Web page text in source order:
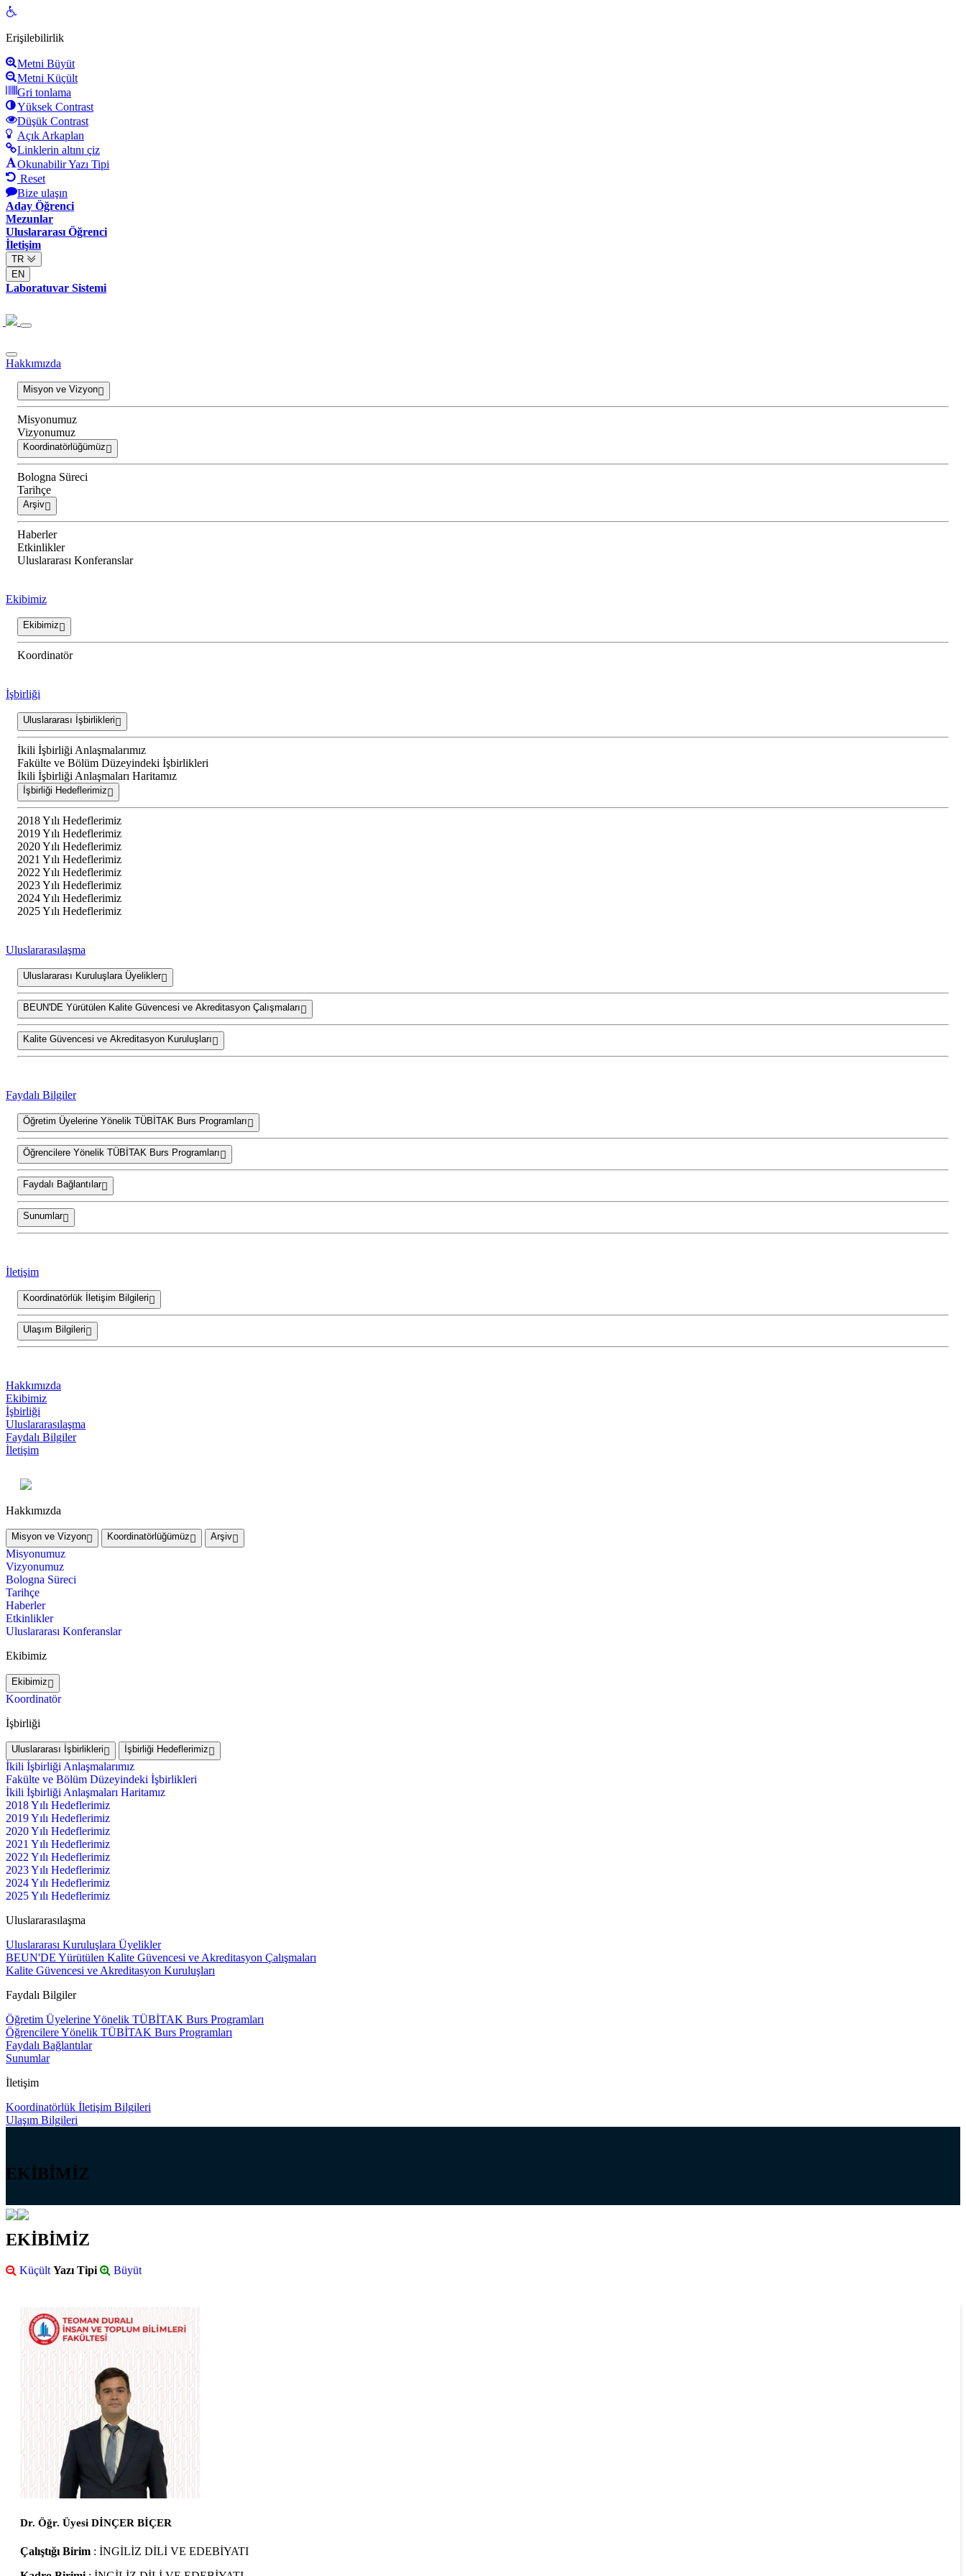
Open
Erişilebilirlik
Metni Büyüt
Metni Küçült
Gri tonlama
Yüksek Contrast
Düşük Contrast
Açık Arkaplan
Linklerin altını çiz
Okunabilir Yazı Tipi
Reset
Bize ulaşın
Aday Öğrenci
Mezunlar
Uluslararası Öğrenci
İletişim
TR
EN
Laboratuvar Sistemi
Hakkımızda
Misyon ve Vizyon
Misyonumuz
Vizyonumuz
Koordinatörlüğümüz
Bologna Süreci
Tarihçe
Arşiv
Haberler
Etkinlikler
Uluslararası Konferanslar
Ekibimiz
Ekibimiz
Koordinatör
İşbirliği
Uluslararası İşbirlikleri
İkili İşbirliği Anlaşmalarımız
Fakülte ve Bölüm Düzeyindeki İşbirlikleri
İkili İşbirliği Anlaşmaları Haritamız
İşbirliği Hedeflerimiz
2018 Yılı Hedeflerimiz
2019 Yılı Hedeflerimiz
2020 Yılı Hedeflerimiz
2021 Yılı Hedeflerimiz
2022 Yılı Hedeflerimiz
2023 Yılı Hedeflerimiz
2024 Yılı Hedeflerimiz
2025 Yılı Hedeflerimiz
Uluslararasılaşma
Uluslararası Kuruluşlara Üyelikler
BEUN'DE Yürütülen Kalite Güvencesi ve Akreditasyon Çalışmaları
Kalite Güvencesi ve Akreditasyon Kuruluşları
Faydalı Bilgiler
Öğretim Üyelerine Yönelik TÜBİTAK Burs Programları
Öğrencilere Yönelik TÜBİTAK Burs Programları
Faydalı Bağlantılar
Sunumlar
İletişim
Koordinatörlük İletişim Bilgileri
Ulaşım Bilgileri
Hakkımızda
Ekibimiz
İşbirliği
Uluslararasılaşma
Faydalı Bilgiler
İletişim
Hakkımızda
Misyon ve Vizyon Koordinatörlüğümüz Arşiv
Misyonumuz
Vizyonumuz
Bologna Süreci
Tarihçe
Haberler
Etkinlikler
Uluslararası Konferanslar
Ekibimiz
Ekibimiz
Koordinatör
İşbirliği
Uluslararası İşbirlikleri İşbirliği Hedeflerimiz
İkili İşbirliği Anlaşmalarımız
Fakülte ve Bölüm Düzeyindeki İşbirlikleri
İkili İşbirliği Anlaşmaları Haritamız
2018 Yılı Hedeflerimiz
2019 Yılı Hedeflerimiz
2020 Yılı Hedeflerimiz
2021 Yılı Hedeflerimiz
2022 Yılı Hedeflerimiz
2023 Yılı Hedeflerimiz
2024 Yılı Hedeflerimiz
2025 Yılı Hedeflerimiz
Uluslararasılaşma
Uluslararası Kuruluşlara Üyelikler
BEUN'DE Yürütülen Kalite Güvencesi ve Akreditasyon Çalışmaları
Kalite Güvencesi ve Akreditasyon Kuruluşları
Faydalı Bilgiler
Öğretim Üyelerine Yönelik TÜBİTAK Burs Programları
Öğrencilere Yönelik TÜBİTAK Burs Programları
Faydalı Bağlantılar
Sunumlar
İletişim
Koordinatörlük İletişim Bilgileri
Ulaşım Bilgileri
EKİBİMİZ
EKİBİMİZ
Küçült Yazı Tipi Büyüt
Dr. Öğr. Üyesi DİNÇER BİÇER
Çalıştığı Birim : İNGİLİZ DİLİ VE EDEBİYATI